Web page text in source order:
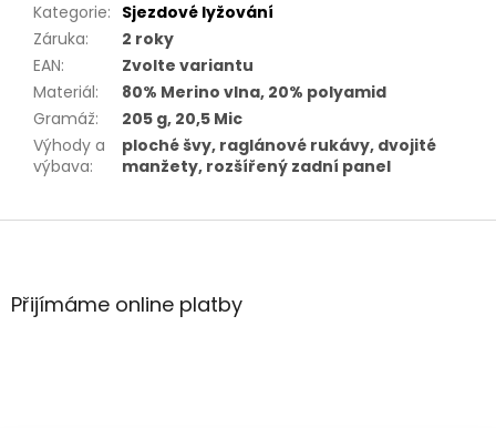
Kategorie: Sjezdové lyžování
Záruka:
2 roky
EAN:
Zvolte variantu
Materiál:
80% Merino vlna, 20% polyamid
Gramáž:
205 g, 20,5 Mic
Výhody a
výbava:
ploché švy, raglánové rukávy, dvojité
manžety, rozšířený zadní panel
Z
aPřijímáme online platby